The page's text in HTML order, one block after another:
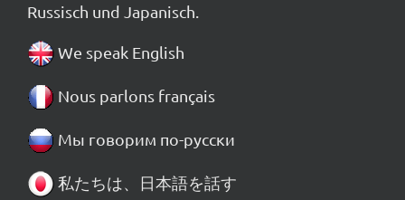
Russisch und Japanisch.
We speak English
Nous parlons français
Мы говорим по-русски
私たちは、日本語を話す